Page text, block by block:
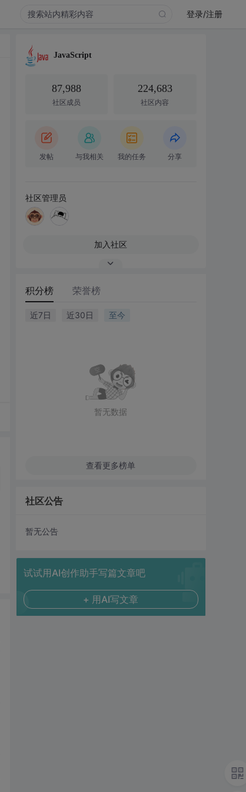
登录/注册
JavaScript
87,988
社区成员
224,683
社区内容
发帖 与我相关 我的任务 分享
社区管理员
加入社区
积分榜 荣誉榜
近7日 近30日 至今
暂无数据
查看更多榜单
社区公告
暂无公告
试试用AI创作助手写篇文章吧
+ 用AI写文章